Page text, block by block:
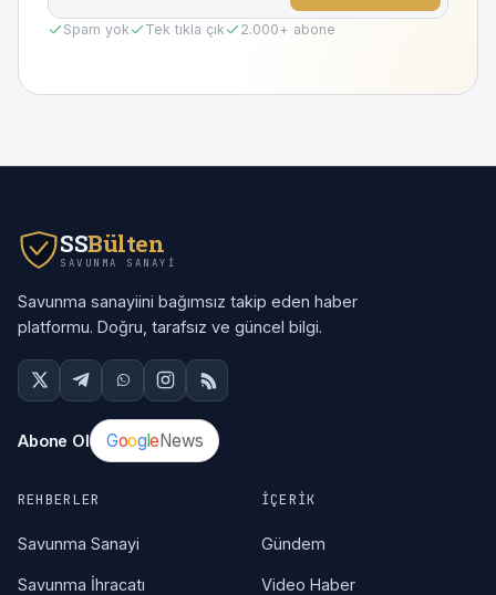
Spam yok Tek tıkla çık 2.000+ abone
SSBülten
SAVUNMA SANAYI
Savunma sanayiini bağımsız takip eden haber
platformu. Doğru, tarafsız ve güncel bilgi.
Abone Ol GoogleNews
REHBERLER
Savunma Sanayi
Savunma İhracatı
İÇERIK
Gündem
Video Haber